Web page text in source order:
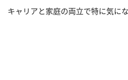
キャリアと家庭の両立で特に気に